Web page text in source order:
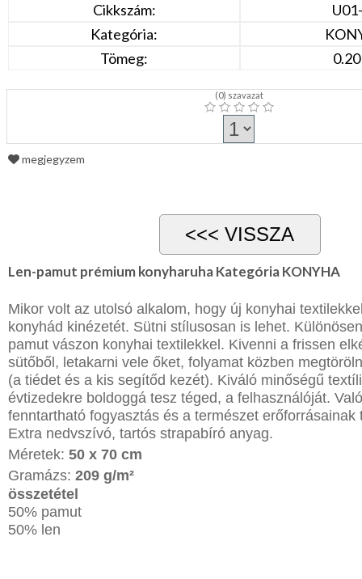
Cikkszám:
Kategória:
Tömeg:
(0) szavazat
megjegyzem
Len-pamut prémium konyharuha Kategória KONYHA
​Mikor volt az utolsó alkalom, hogy új konyhai
konyhád kinézetét. Sütni stílusosan is lehet.
pamut vászon konyhai textilekkel. Kivenni a frissen
sütőből, letakarni vele őket, folyamat közben
(a tiédet és a kis segítőd kezét). Kiváló minőségű
évtizedekre boldoggá tesz téged, a felhasználóját.
fenntartható fogyasztás és a természet
Extra nedvszívó, tartós strapabíró anyag.
Méretek: 50 x 70 cm
Gramázs: 209 g/m²
összetétel
50% pamut
50% len